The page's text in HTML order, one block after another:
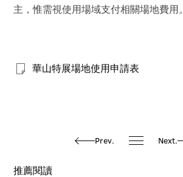
主，惟需視使用場域支付相關場地費用。
華山特展場地使用申請表
Prev. Next.
推薦閱讀